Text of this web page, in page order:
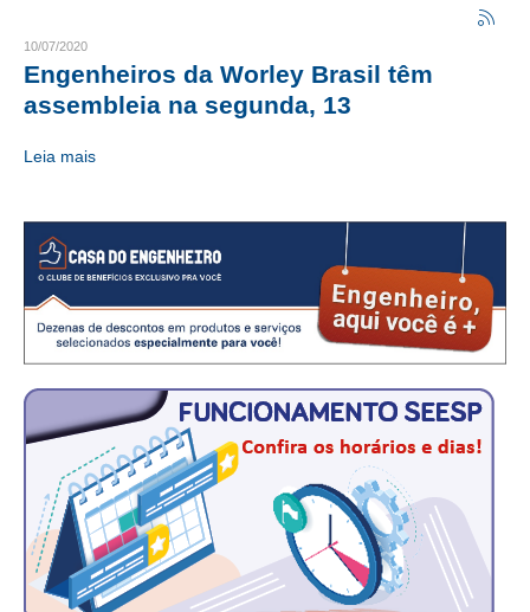
LIVRO GESTÃO 2026-2029
SUBSEDES SINDICAIS
CRESCE BRASIL
CONSELHO TECNOLÓGICO
HISTÓRICO E ATUAÇÃO
CONSELHOS ASSESSORES
PERSONALIDADES DA TECNOLOGIA
NÚCLEO DA MULHER ENGENHEIRA
TRANSPARÊNCIA
10/07/2020
Engenheiros da Worley Brasil têm
assembleia na segunda, 13
Leia mais